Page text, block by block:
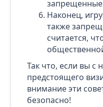
Наконец,
также
считается,
Так что, если вы с
предстоящего
внимание эти
безопасно!